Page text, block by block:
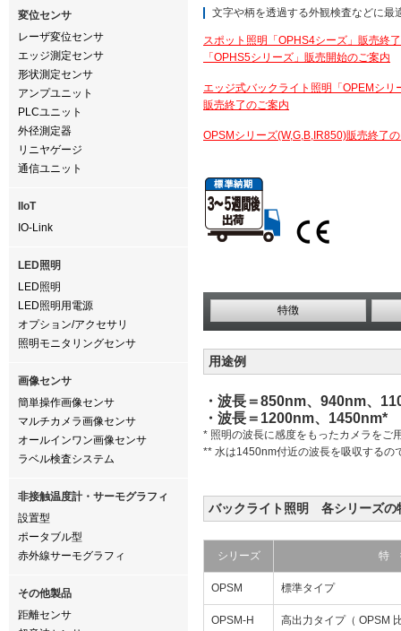
変位センサ
レーザ変位センサ
エッジ測定センサ
形状測定センサ
アンプユニット
PLCユニット
外径測定器
リニヤゲージ
通信ユニット
IIoT
IO-Link
LED照明
LED照明
LED照明用電源
オプション/アクセサリ
照明モニタリングセンサ
画像センサ
簡単操作画像センサ
マルチカメラ画像センサ
オールインワン画像センサ
ラベル検査システム
非接触温度計・サーモグラフィ
設置型
ポータブル型
赤外線サーモグラフィ
その他製品
距離センサ
文字や柄を透過する外観検査などに最
スポット照明「OPHS4シーズ」販売終
「OPHS5シリーズ」販売開始のご案内
エッジ式バックライト照明「OPEMシリ
販売終了のご案内
OPSMシリーズ(W,G,B,IR850)販売終了
特徴
用途例
・波長＝850nm、940nm、
・波長＝1200nm、
* 照明の波長に感度をもったカメラをご
** 水は1450nm付近の波長を吸収するの
バックライト照明 各シリーズの
シリーズ 特
OPSM 標準タイプ
OPSM-H 高出力タイプ（ OPSM